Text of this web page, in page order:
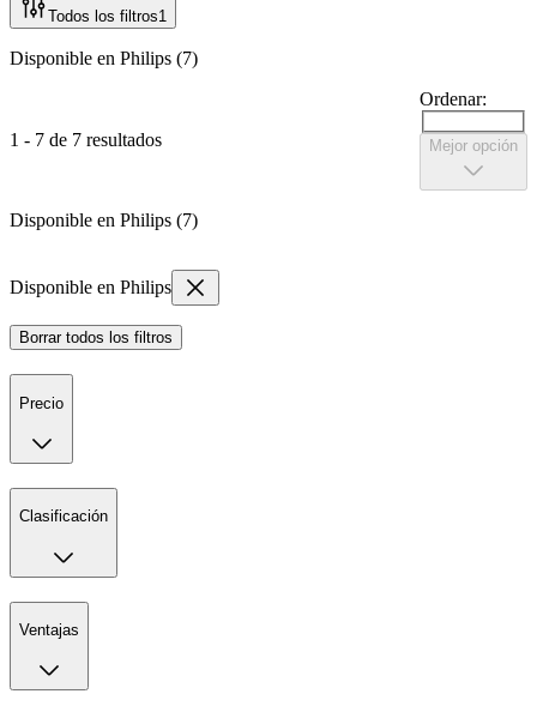
Todos los filtros1
Disponible en Philips (7)
1 - 7 de 7 resultados
Ordenar:
Mejor opción
Disponible en Philips (7)
Disponible en Philips
Borrar todos los filtros
Precio
Clasificación
Ventajas